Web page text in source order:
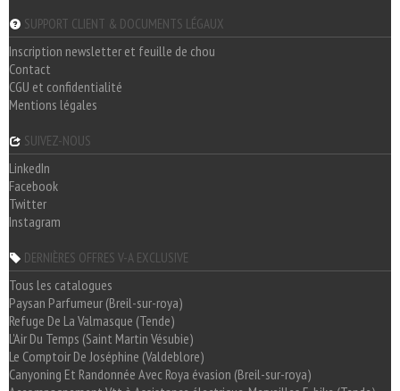
SUPPORT CLIENT & DOCUMENTS LÉGAUX
Inscription newsletter et feuille de chou
Contact
CGU et confidentialité
Mentions légales
SUIVEZ-NOUS
LinkedIn
Facebook
Twitter
Instagram
DERNIÈRES OFFRES V-A EXCLUSIVE
Tous les catalogues
Paysan Parfumeur (Breil-sur-roya)
Refuge De La Valmasque (Tende)
L'Air Du Temps (Saint Martin Vésubie)
Le Comptoir De Joséphine (Valdeblore)
Canyoning Et Randonnée Avec Roya évasion (Breil-sur-roya)